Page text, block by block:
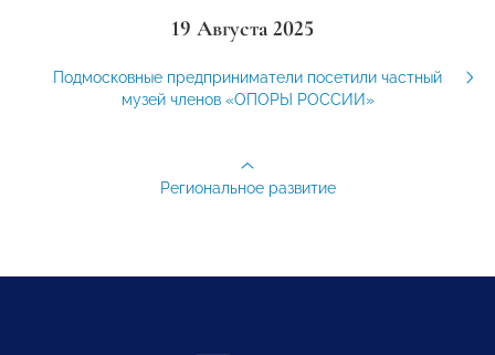
19 Августа 2025
Подмосковные предприниматели посетили частный
музей членов «ОПОРЫ РОССИИ»
Региональное развитие